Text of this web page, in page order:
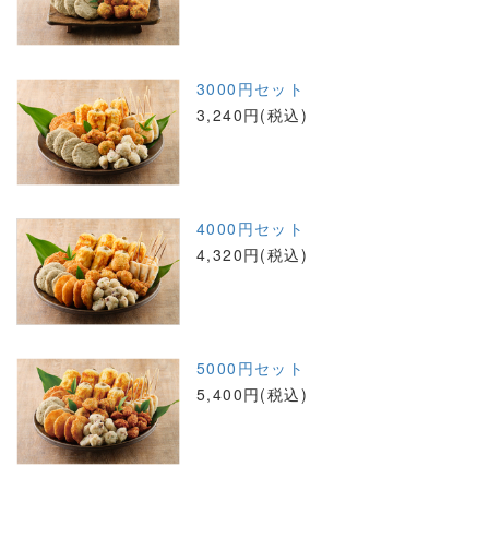
3000円セット
3,240円(税込)
4000円セット
4,320円(税込)
5000円セット
5,400円(税込)